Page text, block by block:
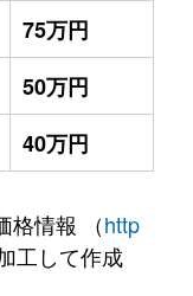
75万円
50万円
40万円
格情報 （http
工して作成